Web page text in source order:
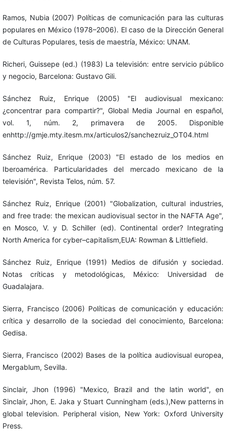
Ramos, Nubia (2007) Políticas de comunicación para las culturas
populares en México (1978–2006). El caso de la Dirección General
de Culturas Populares, tesis de maestría, México: UNAM.
Richeri, Guissepe (ed.) (1983) La televisión: entre servicio público
y negocio, Barcelona: Gustavo Gili.
Sánchez Ruiz, Enrique (2005) "El audiovisual mexicano:
¿concentrar para compartir?", Global Media Journal en español,
vol. 1, núm. 2, primavera de 2005. Disponible
enhttp://gmje.mty.itesm.mx/articulos2/sanchezruiz_OT04.html
Sánchez Ruiz, Enrique (2003) "El estado de los medios en
Iberoamérica. Particularidades del mercado mexicano de la
televisión", Revista Telos, núm. 57.
Sánchez Ruiz, Enrique (2001) "Globalization, cultural industries,
and free trade: the mexican audiovisual sector in the NAFTA Age",
en Mosco, V. y D. Schiller (ed). Continental order? Integrating
North America for cyber–capitalism,EUA: Rowman & Littlefield.
Sánchez Ruiz, Enrique (1991) Medios de difusión y sociedad.
Notas críticas y metodológicas, México: Universidad de
Guadalajara.
Sierra, Francisco (2006) Políticas de comunicación y educación:
crítica y desarrollo de la sociedad del conocimiento, Barcelona:
Gedisa.
Sierra, Francisco (2002) Bases de la política audiovisual europea,
Mergablum, Sevilla.
Sinclair, Jhon (1996) "Mexico, Brazil and the latin world", en
Sinclair, Jhon, E. Jaka y Stuart Cunningham (eds.),New patterns in
global television. Peripheral vision, New York: Oxford University
Press.